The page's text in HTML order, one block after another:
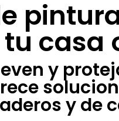
casa
y
y de